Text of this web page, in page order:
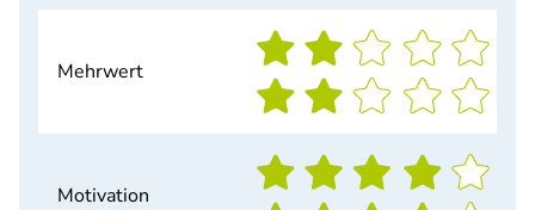
Mehrwert
Motivation